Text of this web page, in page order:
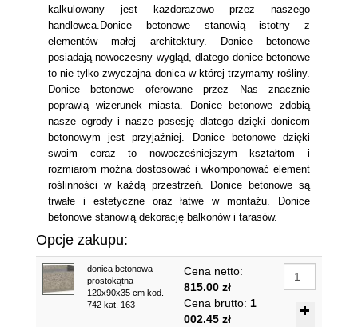
kalkulowany jest każdorazowo przez naszego
handlowca.Donice betonowe stanowią istotny z
elementów małej architektury. Donice betonowe
posiadają nowoczesny wygląd, dlatego donice betonowe
to nie tylko zwyczajna donica w której trzymamy rośliny.
Donice betonowe oferowane przez Nas znacznie
poprawią wizerunek miasta. Donice betonowe zdobią
nasze ogrody i nasze posesję dlatego dzięki donicom
betonowym jest przyjaźniej. Donice betonowe dzięki
swoim coraz to nowocześniejszym kształtom i
rozmiarom można dostosować i wkomponować element
roślinności w każdą przestrzeń. Donice betonowe są
trwałe i estetyczne oraz łatwe w montażu. Donice
betonowe stanowią dekorację balkonów i tarasów.
Opcje zakupu:
donica betonowa
prostokątna
120x90x35 cm kod.
742 kat. 163
Cena netto:
815.00 zł
Cena brutto: 1
002.45 zł